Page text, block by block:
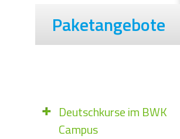
Paketangebote
Deutschkurse im BWK
Campus